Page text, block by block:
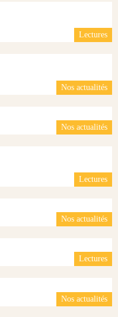
Lectures
Nos actualités
Nos actualités
Lectures
Nos actualités
Lectures
Nos actualités